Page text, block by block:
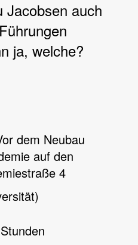
Jacobsen auch
ja, welche?
dem Neubau
auf den
4